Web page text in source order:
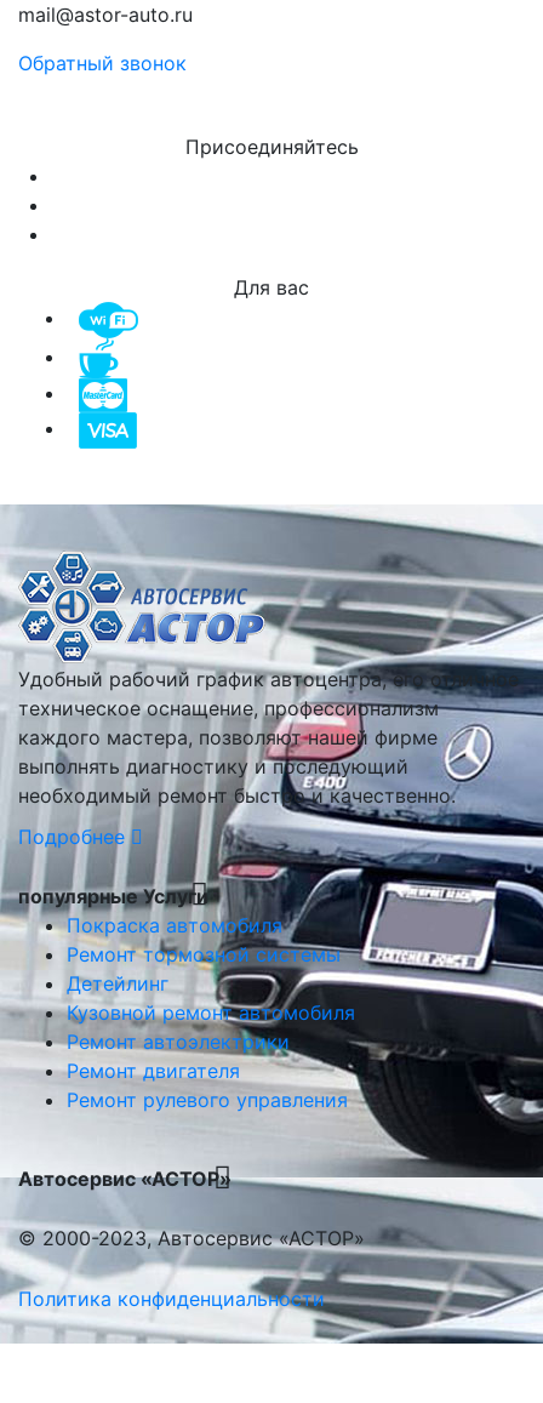
mail@astor-auto.ru
Обратный звонок
Присоединяйтесь
Для вас
Удобный рабочий график автоцентра, его отличное
техническое оснащение, профессионализм
каждого мастера, позволяют нашей фирме
выполнять диагностику и последующий
необходимый ремонт быстро и качественно.
Подробнее
популярные Услуги
Покраска автомобиля
Ремонт тормозной системы
Детейлинг
Кузовной ремонт автомобиля
Ремонт автоэлектрики
Ремонт двигателя
Ремонт рулевого управления
Автосервис «АСТОР»
© 2000-2023, Автосервис «АСТОР»
Политика конфиденциальности